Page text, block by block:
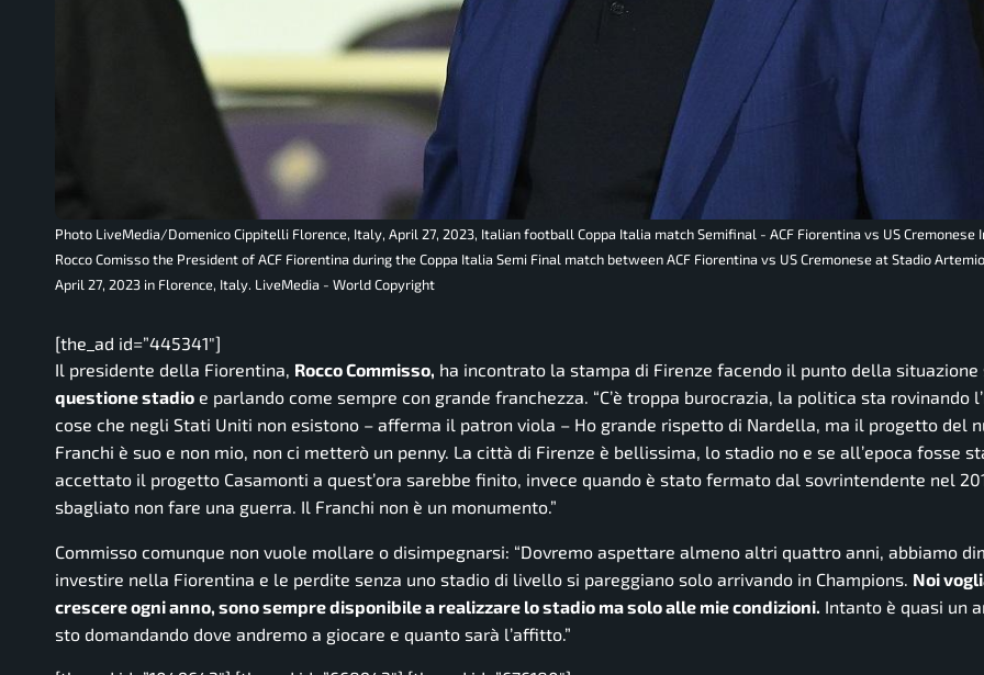
Photo LiveMedia/Domenico Cippitelli Florence, Italy, April 27, 2023, Italian football Coppa Italia match Semifinal - ACF Fiorentina vs US Cremonese
Rocco Comisso the President of ACF Fiorentina during the Coppa Italia Semi Final match between ACF Fiorentina vs US Cremonese at Stadio
April 27, 2023 in Florence, Italy. LiveMedia - World Copyright
[the_ad id=”445341″]
Il presidente della Fiorentina, Rocco Commisso, ha incontrato la stampa di Firenze facendo il punto della situazione
questione stadio e parlando come sempre con grande franchezza. “C’è troppa burocrazia, la politica sta rovinando
cose che negli Stati Uniti non esistono – afferma il patron viola – Ho grande rispetto di Nardella, ma il progetto del
Franchi è suo e non mio, non ci metterò un penny. La città di Firenze è bellissima, lo stadio no e se all’epoca fosse
accettato il progetto Casamonti a quest’ora sarebbe finito, invece quando è stato fermato dal sovrintendente nel
sbagliato non fare una guerra. Il Franchi non è un monumento.”
Commisso comunque non vuole mollare o disimpegnarsi: “Dovremo aspettare almeno altri quattro anni, abbiamo
investire nella Fiorentina e le perdite senza uno stadio di livello si pareggiano solo arrivando in Champions. Noi
crescere ogni anno, sono sempre disponibile a realizzare lo stadio ma solo alle mie condizioni. Intanto è quasi un
sto domandando dove andremo a giocare e quanto sarà l’affitto.”